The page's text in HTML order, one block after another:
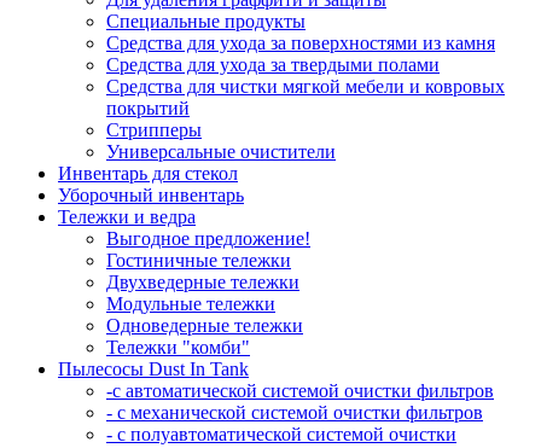
Специальные продукты
Средства для ухода за поверхностями из камня
Средства для ухода за твердыми полами
Средства для чистки мягкой мебели и ковровых
покрытий
Стрипперы
Универсальные очистители
Инвентарь для стекол
Уборочный инвентарь
Тележки и ведра
Выгодное предложение!
Гостиничные тележки
Двухведерные тележки
Модульные тележки
Одноведерные тележки
Тележки "комби"
Пылесосы Dust In Tank
-с автоматической системой очистки фильтров
- с механической системой очистки фильтров
- с полуавтоматической системой очистки